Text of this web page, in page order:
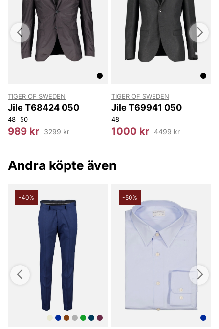
TIGER OF SWEDEN
Jile T68424 050
48 50
989 kr 3299 kr
TIGER OF SWEDEN
Jile T69941 050
48
1000 kr 4499 kr
Andra köpte även
-40% -50%